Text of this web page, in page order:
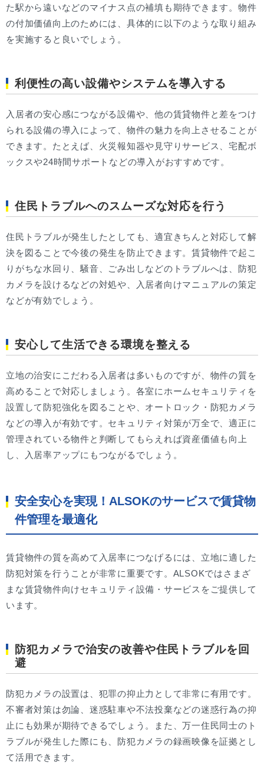
た駅から遠いなどのマイナス点の補填も期待できます。物件
の付加価値向上のためには、具体的に以下のような取り組み
を実施すると良いでしょう。
利便性の高い設備やシステムを導入する
入居者の安心感につながる設備や、他の賃貸物件と差をつけ
られる設備の導入によって、物件の魅力を向上させることが
できます。たとえば、火災報知器や見守りサービス、宅配ボ
ックスや24時間サポートなどの導入がおすすめです。
住民トラブルへのスムーズな対応を行う
住民トラブルが発生したとしても、適宜きちんと対応して解
決を図ることで今後の発生を防止できます。賃貸物件で起こ
りがちな水回り、騒音、ごみ出しなどのトラブルへは、防犯
カメラを設けるなどの対処や、入居者向けマニュアルの策定
などが有効でしょう。
安心して生活できる環境を整える
立地の治安にこだわる入居者は多いものですが、物件の質を
高めることで対応しましょう。各室にホームセキュリティを
設置して防犯強化を図ることや、オートロック・防犯カメラ
などの導入が有効です。セキュリティ対策が万全で、適正に
管理されている物件と判断してもらえれば資産価値も向上
し、入居率アップにもつながるでしょう。
安全安心を実現！ALSOKのサービスで賃貸物
件管理を最適化
賃貸物件の質を高めて入居率につなげるには、立地に適した
防犯対策を行うことが非常に重要です。ALSOKではさまざ
まな賃貸物件向けセキュリティ設備・サービスをご提供して
います。
防犯カメラで治安の改善や住民トラブルを回
避
防犯カメラの設置は、犯罪の抑止力として非常に有用です。
不審者対策は勿論、迷惑駐車や不法投棄などの迷惑行為の抑
止にも効果が期待できるでしょう。また、万一住民同士のト
ラブルが発生した際にも、防犯カメラの録画映像を証拠とし
て活用できます。